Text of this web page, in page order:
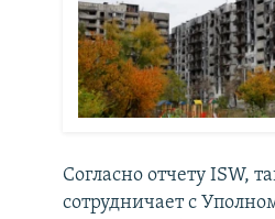
Согласно отчету ISW,
сотрудничает с